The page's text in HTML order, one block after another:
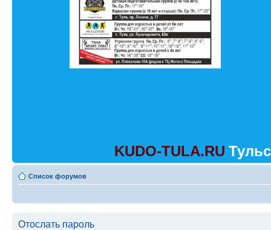
KUDO-TULA.RU
Список форумов
Отослать пароль